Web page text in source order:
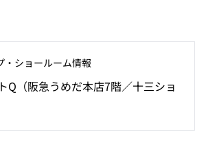
‧ショールーム情報
Q（阪急うめだ本店7階／十三ショ